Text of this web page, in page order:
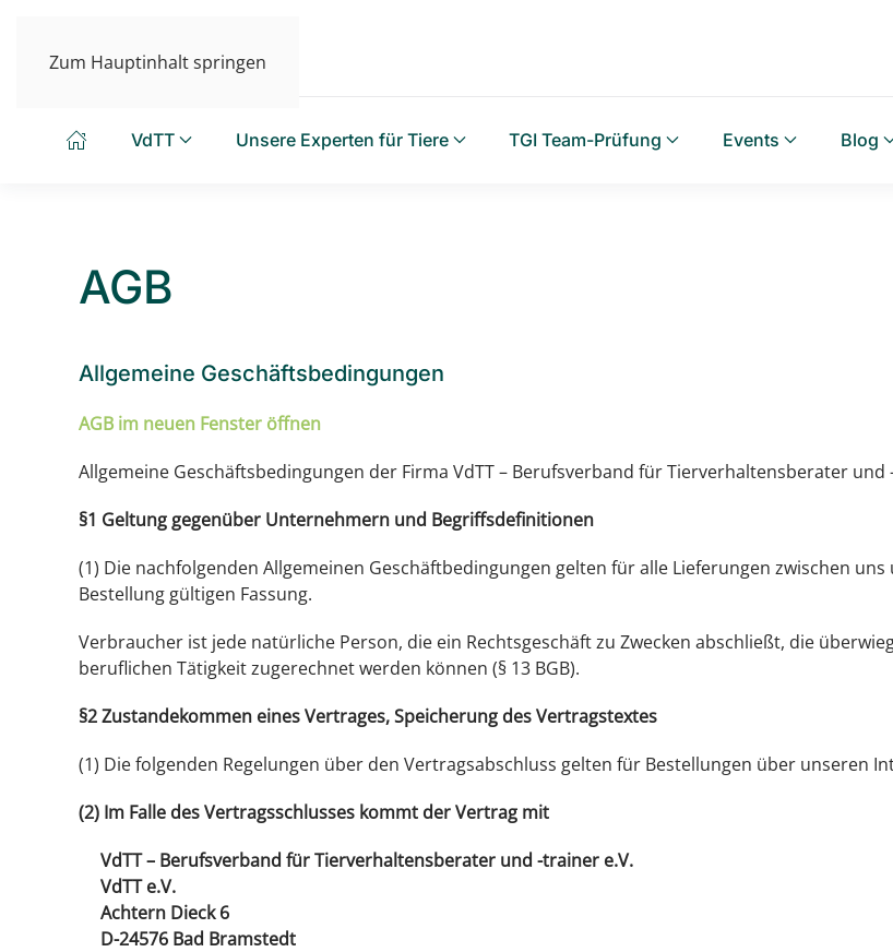
Zum Hauptinhalt springen
VdTT Unsere Experten für Tiere TGI Team-Prüfung Events Blog
AGB
Allgemeine Geschäftsbedingungen
AGB im neuen Fenster öffnen
Allgemeine Geschäftsbedingungen der Firma VdTT – Berufsverband für Tierverhaltensberater und
§1 Geltung gegenüber Unternehmern und Begriffsdefinitionen
(1) Die nachfolgenden Allgemeinen Geschäftbedingungen gelten für alle Lieferungen zwischen
Bestellung gültigen Fassung.
Verbraucher ist jede natürliche Person, die ein Rechtsgeschäft zu Zwecken abschließt, die
beruflichen Tätigkeit zugerechnet werden können (§ 13 BGB).
§2 Zustandekommen eines Vertrages, Speicherung des Vertragstextes
(1) Die folgenden Regelungen über den Vertragsabschluss gelten für Bestellungen über unseren
(2) Im Falle des Vertragsschlusses kommt der Vertrag mit
VdTT – Berufsverband für Tierverhaltensberater und -trainer e.V.
VdTT e.V.
Achtern Dieck 6
D-24576 Bad Bramstedt